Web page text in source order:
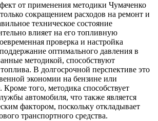
от применения методики Чумаченко
сокращением расходов на ремонт и
техническое состояние
влияет на его топливную
проверка и настройка
оптимального давления в
методикой, способствуют
В долгосрочной перспективе это
экономии на бензине или
Кроме того, методика способствует
автомобиля, что также является
фактором, поскольку откладывает
транспортного средства.